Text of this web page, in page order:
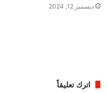
ديسمبر 12, 2024
اترك تعليقاً